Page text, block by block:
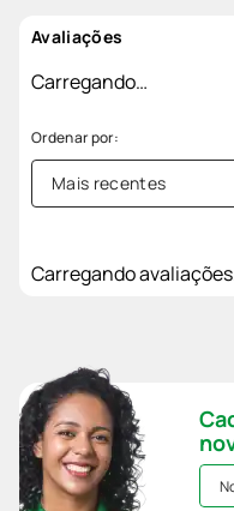
Avaliações
Carregando…
Mais recentes
Carregando